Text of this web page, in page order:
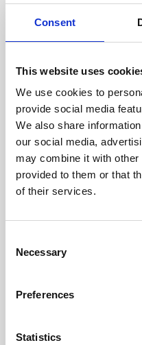
Consent
This website uses
We use cookies to
provide social media
We also share
our social media,
may combine it with other
provided to them or that
of their services.
Selection
Necessary
Preferences
Statistics
y sus
CON
Las
recuperan
un entorno
daños ni